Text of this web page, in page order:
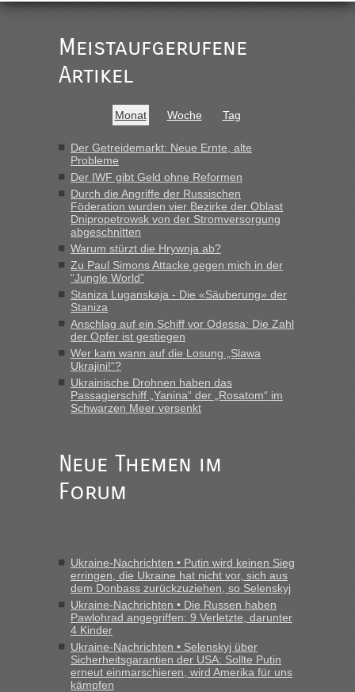
Ist korrekt, aber ich finde man hätte trotzdem im Text gleich
darauf hinweisen können.
War aber nicht "böse" gemeint ...
buchbar - warum auch immer ...
Hab´s versucht - bekomme aber immer angezeigt "auf dieser
Strecke fahren wir nicht"
inBerichte und Reisetipps • Re: Mit dem Zug in
die Ukraine
„Man sollte aber explizit dazu schreiben, daß es ein Zug von
LeoExpress ist - und nur auf deren Webseite kann man die
Fahrkarten kaufen. Zumindest ist es die erste Umsteigefreie
Verbindung von Deutschland...“
Recht, Visa und Dokumente • Re: Deklaration
gebrauchter Kleidung beim Zoll
„Vielen Dank, mit einem Briefchen meiner Frau im Gepäck
gab es keine Probleme“
fast 11 Milliarden aufgedeckt
„Am besten wäre natürlich, wenn die Frau mit dabei ist.
Alleinreisende Männer stehen schließlich immer unter
Milliarden aufgedeckt
„Kein Zoll. Du musst an sich nur sagen dass das privat ist
und du nicht damit handeln willst. So lange das nicht
Originalverpackt ist und ersichlich das nicht neu sollte es
keine Probleme geben“
Recht, Visa und Dokumente • Deklaration
gebrauchter Kleidung beim Zoll
Meistaufgerufene
Artikel
Monat Woche Tag
Der Getreidemarkt: Neue Ernte, alte
Probleme
Der IWF gibt Geld ohne Reformen
Durch die Angriffe der Russischen
Föderation wurden vier Bezirke der Oblast
Dnipropetrowsk von der Stromversorgung
abgeschnitten
Warum stürzt die Hrywnja ab?
Zu Paul Simons Attacke gegen mich in der
“Jungle World”
Staniza Luganskaja - Die «Säuberung» der
Staniza
Anschlag auf ein Schiff vor Odessa: Die Zahl
der Opfer ist gestiegen
Wer kam wann auf die Losung „Slawa
Ukrajini!“?
Ukrainische Drohnen haben das
Passagierschiff „Yanina“ der „Rosatom“ im
Schwarzen Meer versenkt
Neue Themen im
Forum
Ukraine-Nachrichten • Putin wird keinen Sieg
erringen, die Ukraine hat nicht vor, sich aus
dem Donbass zurückzuziehen, so Selenskyj
Ukraine-Nachrichten • Die Russen haben
Pawlohrad angegriffen: 9 Verletzte, darunter
4 Kinder
Ukraine-Nachrichten • Selenskyj über
Sicherheitsgarantien der USA: Sollte Putin
erneut einmarschieren, wird Amerika für uns
kämpfen